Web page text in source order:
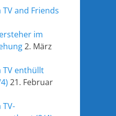
TV and Friends
im
2. März
TV enthüllt
21. Februar
TV-